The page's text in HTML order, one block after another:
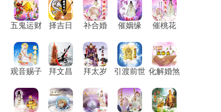
五鬼运财 择吉日 补合婚 催姻缘 催桃花
观音赐子 拜文昌 拜太岁 引渡前世 化解婚煞